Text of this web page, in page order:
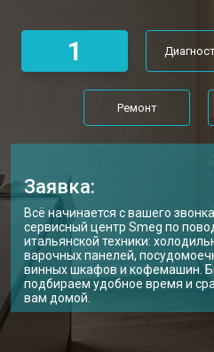
1
Ремонт
Заявка:
Всё начинается с вашего
сервисный центр Smeg по
итальянской техники:
варочных панелей,
винных шкафов и кофемашин.
подбираем удобное время и
вам домой.